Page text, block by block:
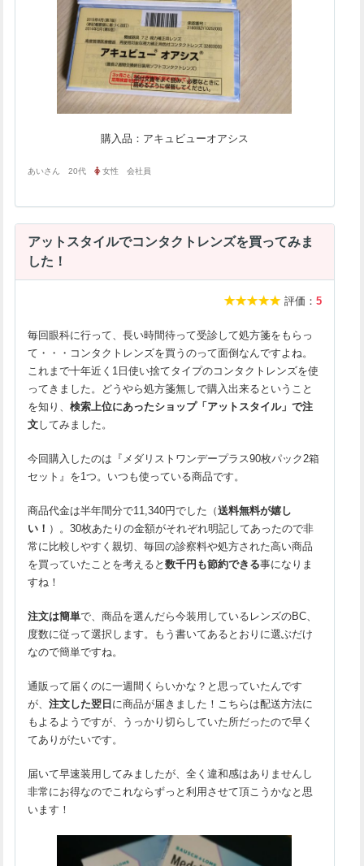
購入品：アキュビューオアシス
あいさん 20代 女性 会社員
アットスタイルでコンタクトレンズを買ってみま
した！
評価： 5
毎回眼科に行って、長い時間待って受診して処方箋をもらっ
て・・・コンタクトレンズを買うのって面倒なんですよね。
これまで十年近く1日使い捨てタイプのコンタクトレンズを使
ってきました。どうやら処方箋無しで購入出来るということ
を知り、 検索上位にあったショップ「アットスタイル」で注
文してみました。
今回購入したのは『メダリストワンデープラス90枚パック2箱
セット』を1つ。いつも使っている商品です。
商品代金は半年間分で11,340円でした（送料無料が嬉し
い！ ）。30枚あたりの金額がそれぞれ明記してあったので非
常に比較しやすく親切、毎回の診察料や処方された高い商品
を買っていたことを考えると 数千円も節約できる事になりま
すね！
注文は簡単で、商品を選んだら今装用しているレンズのBC、
度数に従って選択します。もう書いてあるとおりに選ぶだけ
なので簡単ですね。
通販って届くのに一週間くらいかな？と思っていたんです
が、 注文した翌日 に商品が届きました！こちらは配送方法に
もよるようですが、うっかり切らしていた所だったので早く
てありがたいです。
届いて早速装用してみましたが、全く違和感はありませんし
非常にお得なのでこれならずっと利用させて頂こうかなと思
います！